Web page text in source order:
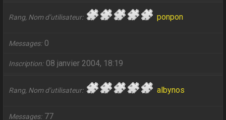
Rang, Nom d’utilisateur ponpon
Messages 0
Inscription 08 janvier 2004, 18:19
Rang, Nom d’utilisateur albynos
Messages 77